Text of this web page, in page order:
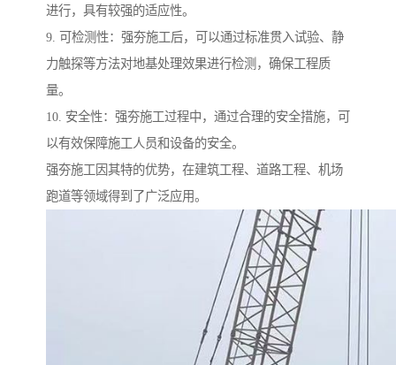
进行，具有较强的适应性。
9. 可检测性：强夯施工后，可以通过标准贯入试验、静
力触探等方法对地基处理效果进行检测，确保工程质
量。
10. 安全性：强夯施工过程中，通过合理的安全措施，可
以有效保障施工人员和设备的安全。
强夯施工因其特的优势，在建筑工程、道路工程、机场
跑道等领域得到了广泛应用。